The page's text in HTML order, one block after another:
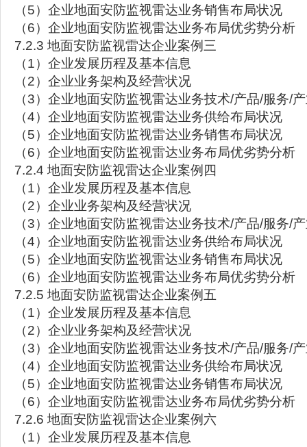
（5）企业地面安防监视雷达业务销售布局状况
（6）企业地面安防监视雷达业务布局优劣势分析
7.2.3 地面安防监视雷达企业案例三
（1）企业发展历程及基本信息
（2）企业业务架构及经营状况
（3）企业地面安防监视雷达业务技术/产品/服务/
（4）企业地面安防监视雷达业务供给布局状况
（5）企业地面安防监视雷达业务销售布局状况
（6）企业地面安防监视雷达业务布局优劣势分析
7.2.4 地面安防监视雷达企业案例四
（1）企业发展历程及基本信息
（2）企业业务架构及经营状况
（3）企业地面安防监视雷达业务技术/产品/服务/
（4）企业地面安防监视雷达业务供给布局状况
（5）企业地面安防监视雷达业务销售布局状况
（6）企业地面安防监视雷达业务布局优劣势分析
7.2.5 地面安防监视雷达企业案例五
（1）企业发展历程及基本信息
（2）企业业务架构及经营状况
（3）企业地面安防监视雷达业务技术/产品/服务/
（4）企业地面安防监视雷达业务供给布局状况
（5）企业地面安防监视雷达业务销售布局状况
（6）企业地面安防监视雷达业务布局优劣势分析
7.2.6 地面安防监视雷达企业案例六
（1）企业发展历程及基本信息